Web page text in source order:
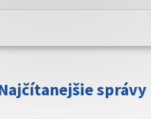
stránka vždy
sídla.
správy